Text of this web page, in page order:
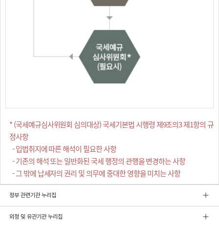
* (국세예규심사위원회 심의대상) 국세기본법 시행령 제9조의3 제1항의 규
정사항
- 입법취지에 따른 해석이 필요한 사항
- 기존의 해석 또는 일반화된 국세 행정의 관행을 변경하는 사항
- 그 밖에 납세자의 권리 및 의무에 중대한 영향을 미치는 사항
정부 관련기관 누리집
외청 및 유관기관 누리집